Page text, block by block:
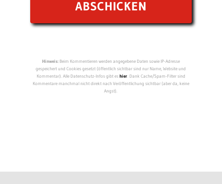
Hinweis:Beim Kommentieren werden angegebene Daten sowie IP-Adresse
gespeichert und Cookies gesetzt (öffentlich sichtbar sind nur Name, Website und
Kommentar). Alle Datenschutz-Infos gibt eshier. Dank Cache/Spam-Filter sind
Kommentare manchmal nicht direkt nach Veröffentlichung sichtbar (aber da, keine
Angst).